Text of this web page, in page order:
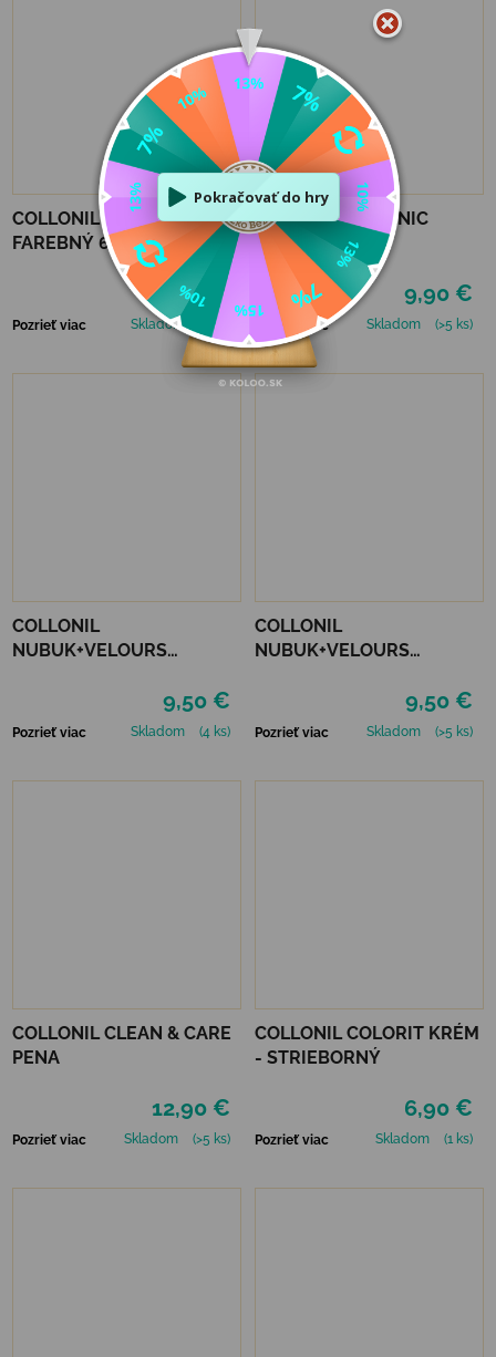
COLLONIL SHOE CREAM
FAREBNÝ 60 ML - BLUE
6,90 €
Pozrieť viac Skladom (5 ks)
COLLONIL ORGANIC
CLEAN
9,90 €
Pozrieť viac Skladom (>5 ks)
COLLONIL
NUBUK+VELOURS
9,50 €
Pozrieť viac Skladom (4 ks)
COLLONIL
NUBUK+VELOURS
9,50 €
Pozrieť viac Skladom (>5 ks)
COLLONIL CLEAN & CARE
PENA
12,90 €
Pozrieť viac Skladom (>5 ks)
COLLONIL COLORIT KRÉM
- STRIEBORNÝ
6,90 €
Pozrieť viac Skladom (1 ks)